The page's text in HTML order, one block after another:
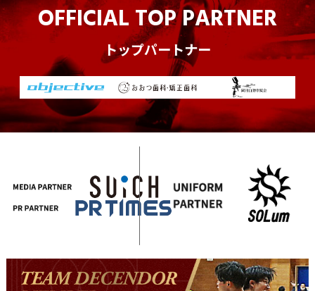
OFFICIAL TOP PARTNER
トップパートナー